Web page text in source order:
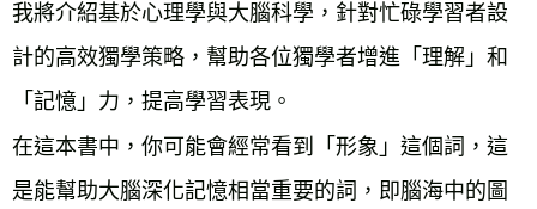
我將介紹基於心理學與大腦科學，針對忙碌學習者設
計的高效獨學策略，幫助各位獨學者增進「理解」和
「記憶」力，提高學習表現。
在這本書中，你可能會經常看到「形象」這個詞，這
是能幫助大腦深化記憶相當重要的詞，即腦海中的圖